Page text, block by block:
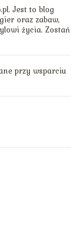
Jest to blog
oraz zabaw,
życia. Zostań
przy wsparciu